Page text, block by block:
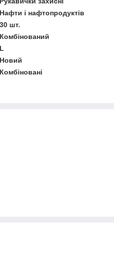
Нафти і нафтопродуктів
30 шт.
Комбінований
L
Новий
Комбіновані